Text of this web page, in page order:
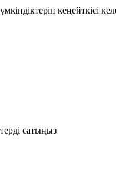
кеңейткісі
сатыңыз